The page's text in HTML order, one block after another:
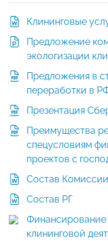
Клининговые
Предложение
экологизации
Предложения в
переработки в
Презентация
Преимущества
спецусловиям
проектов с
Состав
Состав РГ
Финансирование
клининговой